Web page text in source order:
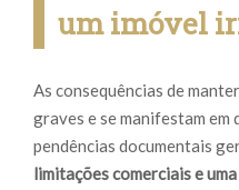
um imóvel
As consequências de
graves e se manifestam
pendências documentais
limitações comerciais e